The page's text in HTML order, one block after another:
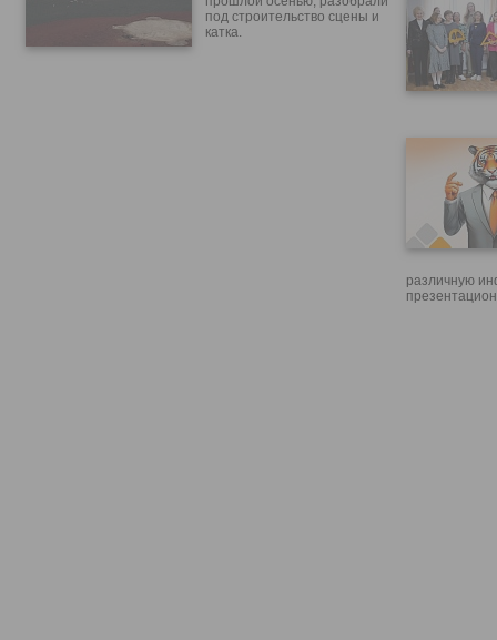
под строительство сцены и
катка.
различную